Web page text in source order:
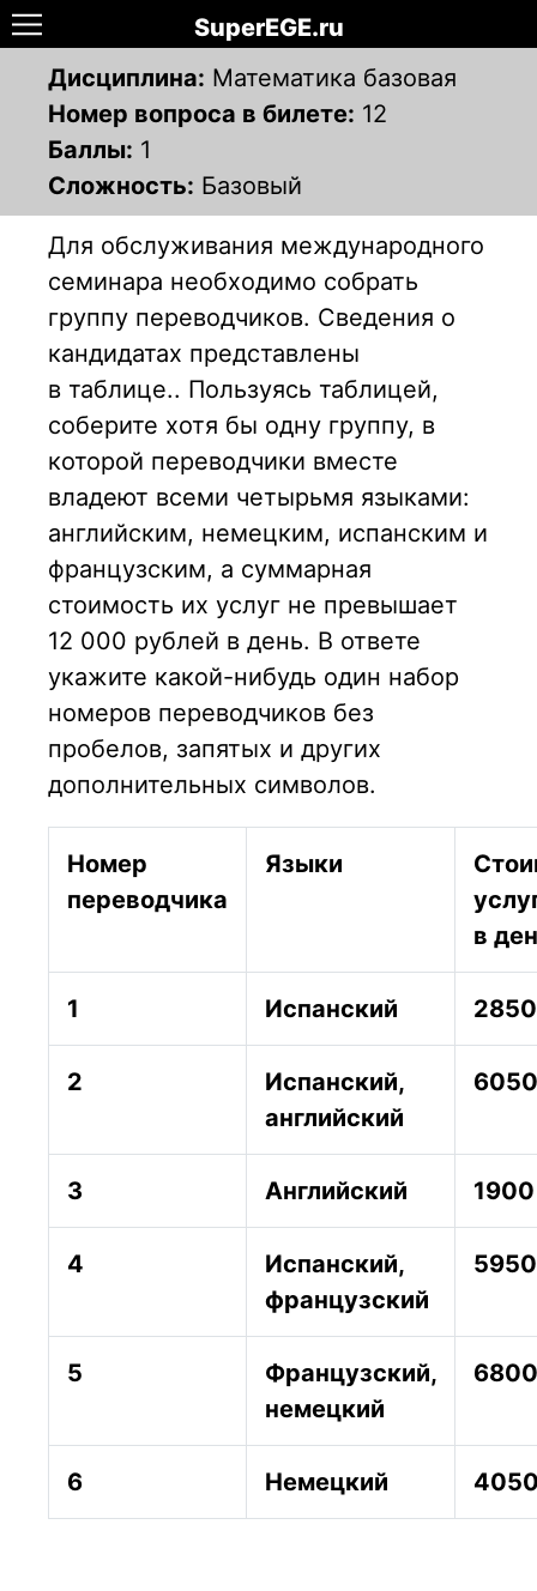
SuperEGE.ru
Дисциплина: Математика базовая
Номер вопроса в билете: 12
Баллы: 1
Сложность: Базовый
Для обслуживания международного
семинара необходимо собрать
группу переводчиков. Сведения о
кандидатах представлены
в таблице.. Пользуясь таблицей,
соберите хотя бы одну группу, в
которой переводчики вместе
владеют всеми четырьмя языками:
английским, немецким, испанским и
французским, а суммарная
стоимость их услуг не превышает
12 000 рублей в день. В ответе
укажите какой-нибудь один набор
номеров переводчиков без
пробелов, запятых и других
дополнительных символов.
Номер
переводчика
Языки
в
1 Испанский 2850
2
Испанский,
английский
6050
3 Английский 1900
4
Испанский,
французский
5950
5
Французский,
немецкий
6800
6 Немецкий